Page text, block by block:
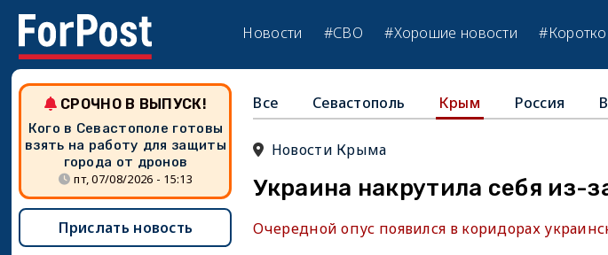
Новости #СВО #Хорошие новости #Коротко
Все Севастополь Крым Россия
Новости Крыма
Украина накрутила себя из-
Очередной опус появился в коридорах
СРОЧНО В ВЫПУСК!
Кого в Севастополе готовы
взять на работу для защиты
города от дронов
пт, 07/08/2026 - 15:13
Прислать новость